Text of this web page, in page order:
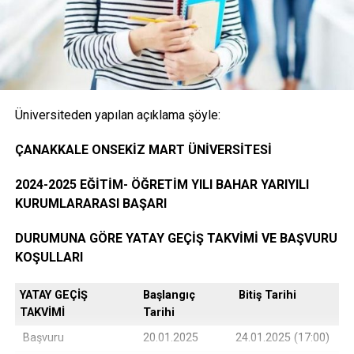
Onaylı Not belgesi (transkript); başvuruda bulunan
öğrencinin ayrılacağı kurumda okuduğu bütün
dersleri ve bu derslerden aldığı notları gösteren
belge.( E-Devlet, Elektronik imza ya da Islak İmzalı)
Öğrencinin yerleştiği yıldaki LYS ve ÖSYS Sonuç
ÖSYM Yerleştirme Belgesi. (İnternet çıktısı)
DGS ile yerleşen öğrencilerin DGS Sonuç belgesi
Üniversiteden yapılan açıklama şöyle:
ÇANAKKALE ONSEKİZ MART ÜNİVERSİTESİ
2024-2025 EĞİTİM- ÖĞRETİM YILI BAHAR YARIYILI
KURUMLARARASI BAŞARI
DURUMUNA GÖRE YATAY GEÇİŞ TAKVİMİ VE BAŞVURU
KOŞULLARI
YATAY GEÇİŞ
TAKVİMİ
Başlangıç
Tarihi
Bitiş Tarihi
Başvuru 20.01.2025
24.01.2025 (17:00)